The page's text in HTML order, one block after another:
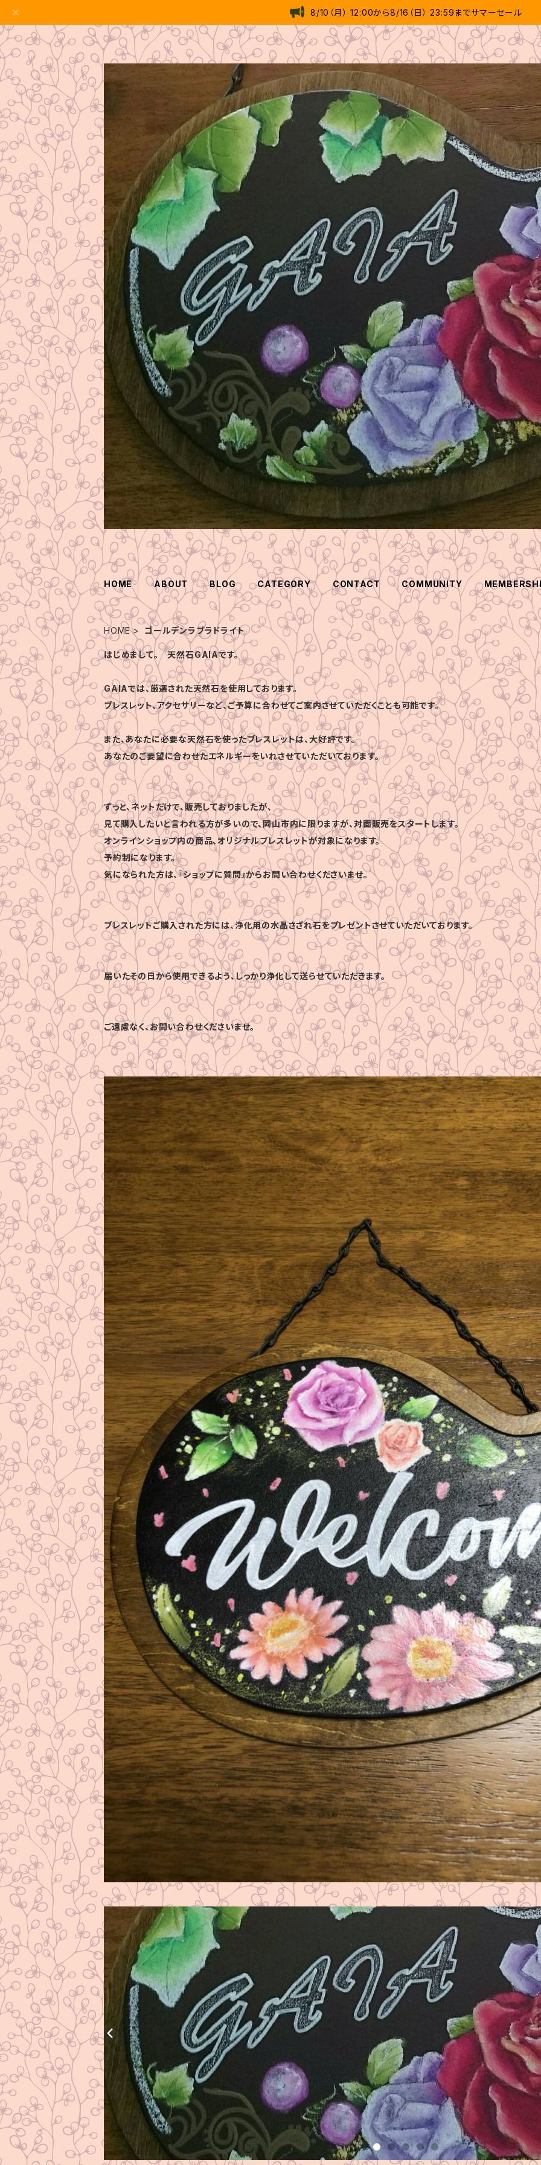
8/10（月） 12:00から8/16（日） 23:59までサマーセール
HOME ABOUT BLOG CATEGORY CONTACT COMMUNITY
HOME ゴールデンラブラドライト
はじめまして。 天然石GAIAです。
GAIAでは、厳選された天然石を使用しております。
ブレスレット、アクセサリーなど、ご予算に合わせてご案内させていただくことも可能です。
また、あなたに必要な天然石を使ったブレスレットは、大好評です。
あなたのご要望に合わせたエネルギーをいれさせていただいております。
ずっと、ネットだけで、販売しておりましたが、
見て購入したいと言われる方が多いので、岡山市内に限りますが、対面販売をスタートします。
オンラインショップ内の商品、オリジナルブレスレットが対象になります。
予約制になります。
気になられた方は、『ショップに質問』からお問い合わせくださいませ。
ブレスレットご購入された方には、浄化用の水晶さざれ石をプレゼントさせていただいております。
届いたその日から使用できるよう、しっかり浄化して送らせていただきます。
ご遠慮なく、お問い合わせくださいませ。